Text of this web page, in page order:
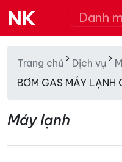
NK Danh
Trang chủ Dịch vụ
BƠM GAS MÁY LẠNH
Máy lạnh